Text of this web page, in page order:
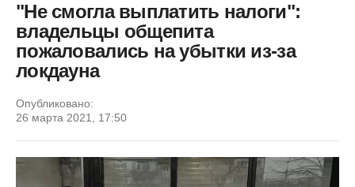
"Не смогла выплатить налоги":
владельцы общепита
пожаловались на убытки из-за
локдауна
Опубликовано:
26 марта 2021, 17:50